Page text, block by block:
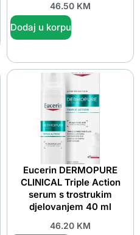
46.50 KM
Dodaj u korpu
Eucerin DERMOPURE
CLINICAL Triple Action
serum s trostrukim
djelovanjem 40 ml
46.20 KM